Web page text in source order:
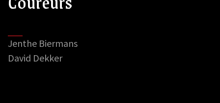
Jenthe Biermans
David Dekker